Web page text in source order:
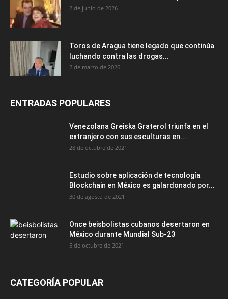
2 de junio de 2026
Toros de Aragua tiene legado que continúa
luchando contra las drogas...
2 de marzo de 2026
ENTRADAS POPULARES
Venezolana Greiska Graterol triunfa en el
extranjero con sus esculturas en...
28 de octubre de 2021
Estudio sobre aplicación de tecnología
Blockchain en México es galardonado por...
30 de agosto de 2021
Once beisbolistas cubanos desertaron en
México durante Mundial Sub-23
5 de octubre de 2021
CATEGORÍA POPULAR